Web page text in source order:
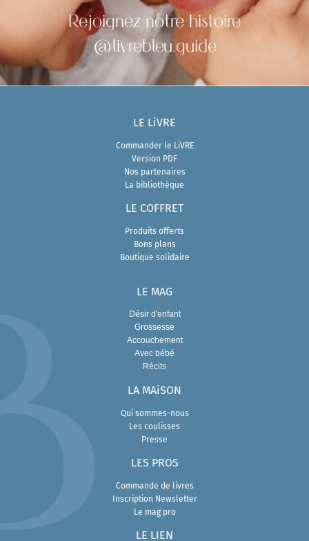
Rejoignez notre histoire
@livrebleu.guide
LE LiVRE
Commander le LiVRE
Version PDF
Nos partenaires
La bibliothèque
LE COFFRET
Produits offerts
Bons plans
Boutique solidaire
LE MAG
Désir d'enfant
Grossesse
Accouchement
Avec bébé
Récits
LA MAiSON
Qui sommes-nous
Les coulisses
Presse
LES PROS
Commande de livres
Inscription Newsletter
Le mag pro
LE LIEN